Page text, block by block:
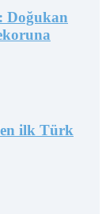
Doğukan
ilk Türk